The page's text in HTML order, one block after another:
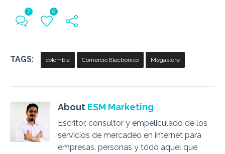
7 0
TAGS: colombia Comercio Electronico Megastore
About ESM Marketing
Escritor, consultor y empeliculado de los
servicios de mercadeo en internet para
empresas, personas y todo aquel que